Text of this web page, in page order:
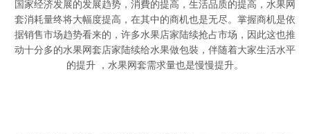
国家经济发展的发展趋势，消費的提高，生活品质的提高，水果网
套消耗量终将大幅度提高，在其中的商机也是无尽。掌握商机是依
据销售市场趋势看来的，许多水果店家陆续抢占市场，因此这也推
动十分多的水果网套店家陆续给水果做包裝，伴随着大家生活水平
的提升 ，水果网套需求量也是慢慢提升。